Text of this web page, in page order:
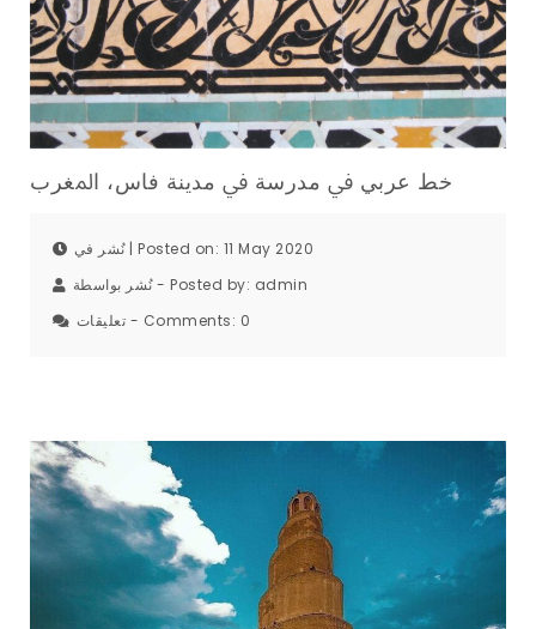
ﺧﻂ ﻋﺮبي ﰲ ﻣﺪرﺳﺔ ﰲ ﻣﺪﻳﻨﺔ ﻓﺎس، اﳌﻐﺮب
نُشر في | Posted on: 11 May 2020
نُشر بواسطة - Posted by: admin
تعليقات - Comments: 0